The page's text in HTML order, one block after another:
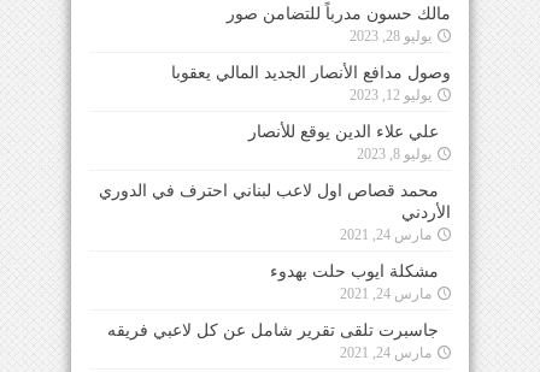
مالك حسون مدرباً للتضامن صور
يوليو 28, 2023
وصول مدافع الأنصار الجديد المالي يعقوبا
يوليو 12, 2023
علي علاء الدين يوقع للأنصار
يوليو 8, 2023
محمد قصاص اول لاعب لبناني احترف في الدوري
الأردني
مارس 24, 2021
مشكلة ايوب حلت بهدوء
مارس 24, 2021
جاسبرت تلقى تقرير شامل عن كل لاعبي فريقه
مارس 24, 2021